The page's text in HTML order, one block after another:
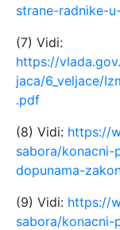
strane-radnike-
(7) Vidi:
https://
jaca/6_veljace/
.pdf
(8) Vidi: https://
sabora/
dopunama-
(9) Vidi: https://
sabora/